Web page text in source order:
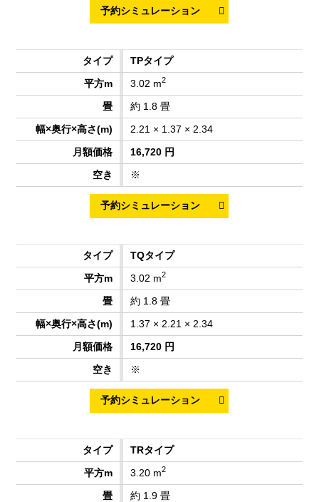
TPタイプ
3.02 m2
約 1.8 畳
2.21 × 1.37 × 2.34
16,720 円
※
TQタイプ
3.02 m2
約 1.8 畳
1.37 × 2.21 × 2.34
16,720 円
※
TRタイプ
3.20 m2
約 1.9 畳